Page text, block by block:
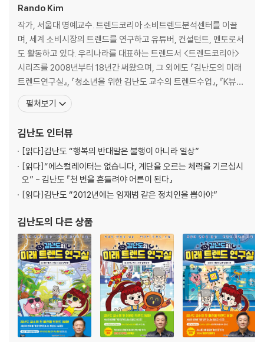
Omni-layered Homes 레이어드 홈 174
We Are the Money-friendly Generation 자본주의 키즈 198
Best We Pivot 거침없이 피보팅 222
On This Rollercoaster Life 롤코라이프 252
Your Daily Sporty Life #오하운, 오늘하루운동 278
Heading to the Resell Market N차 신상 304
‘Real Me’: Searching for My Own Label 레이블링 게임 356
「트렌드 코리아」 선정 2020년 대한민국 10대 트렌드 상품 406
미주 434
부록 446
Rando Kim
작가, 서울대 명예교수. 트렌드코리아 소비트렌드분석센터를 이끌
며, 세계 소비시장의 트렌드를 연구하고 유튜버, 컨설턴트, 멘토로서
도 활동하고 있다. 우리나라를 대표하는 트렌드서 <트렌드코리아>
시리즈를 2008년부터 18년간 써왔으며, 그 외에도 『김난도의 미래
트렌드연구실』, 『청소년을 위한 김난도 교수의 트렌드수업』, 『K뷰티
트렌드』, 『대한민국 외식업 트렌드』, 『트렌드로드, 뉴욕 임파서블>,
『트렌드차이나』 등 많은 베스트셀러 트렌드 서적을 냈다. 온라인에서
인 공개 강좌 ‘K-MOOC’에서 〈소
펼쳐보기
김난도 인터뷰
[읽다]김난도 “행복의 반대말은 불행이 아니라 일상”
[읽다]“에스컬레이터는 없습니다, 계단을 오르는 체력을 기르십시
오” - 김난도 『천 번을 흔들려야 어른이 된다』
[읽다]김난도 “2012년에는 임재범 같은 정치인을 뽑아야”
김난도의 다른 상품